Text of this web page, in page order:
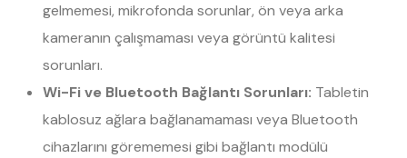
gelmemesi, mikrofonda sorunlar, ön veya arka
kameranın çalışmaması veya görüntü kalitesi
sorunları.
Wi-Fi ve Bluetooth Bağlantı Sorunları: Tabletin
kablosuz ağlara bağlanamaması veya Bluetooth
cihazlarını görememesi gibi bağlantı modülü